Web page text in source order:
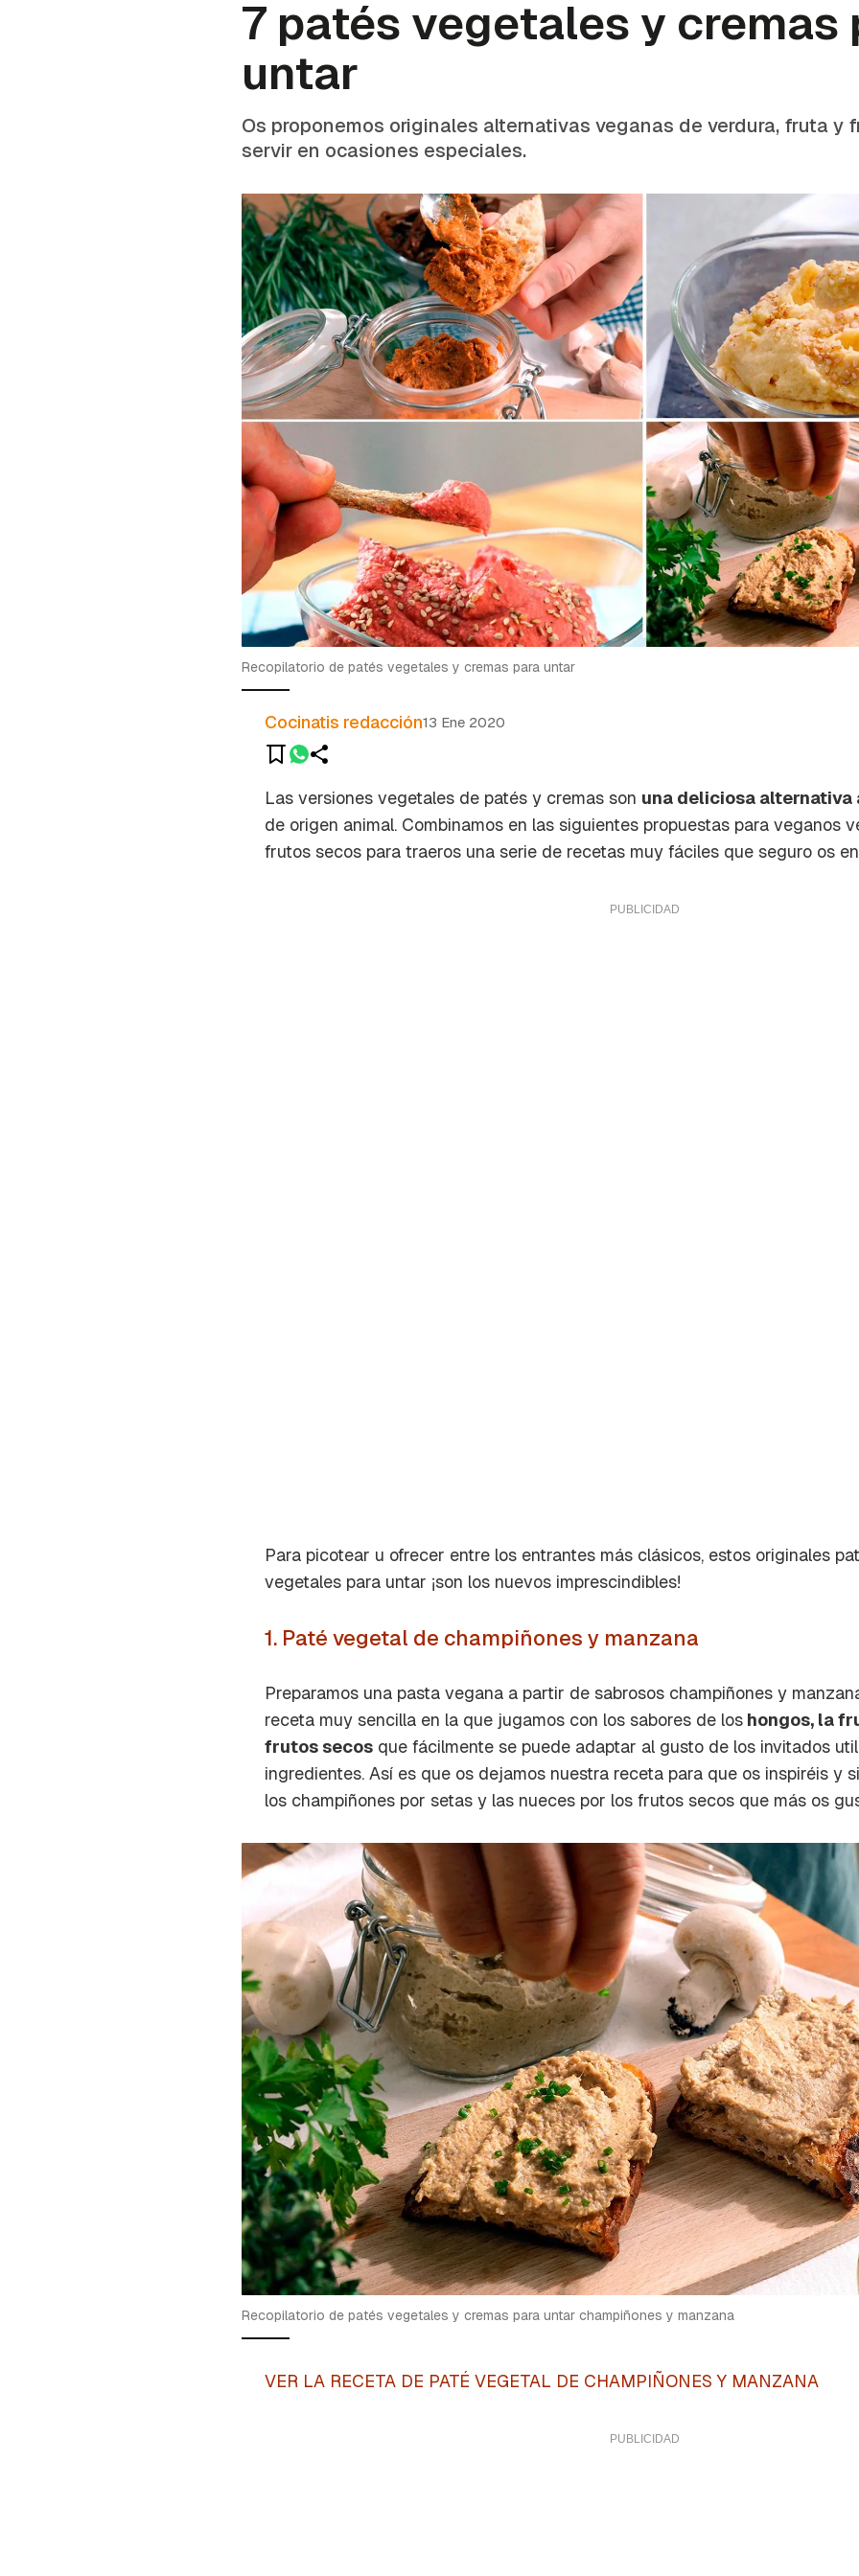
7 patés vegetales y cremas
untar
Os proponemos originales alternativas veganas de verdura, fruta y
servir en ocasiones especiales.
Recopilatorio de patés vegetales y cremas para untar
Cocinatis redacción13 Ene 2020
Para poder guardar como favorito, primero has de iniciar sesión
cuenta de Cocinatis.
INICIAR SESIÓN CANCELAR
Las versiones vegetales de patés y cremas son una deliciosa alternativa
de origen animal. Combinamos en las siguientes propuestas para veganos
frutos secos para traeros una serie de recetas muy fáciles que seguro os
Para picotear u ofrecer entre los entrantes más clásicos, estos originales
vegetales para untar ¡son los nuevos imprescindibles!
1. Paté vegetal de champiñones y manzana
Preparamos una pasta vegana a partir de sabrosos champiñones y
receta muy sencilla en la que jugamos con los sabores de los hongos, la
frutos secos que fácilmente se puede adaptar al gusto de los invitados
ingredientes. Así es que os dejamos nuestra receta para que os inspiréis y
los champiñones por setas y las nueces por los frutos secos que más os
Recopilatorio de patés vegetales y cremas para untar champiñones y manzana
VER LA RECETA DE PATÉ VEGETAL DE CHAMPIÑONES Y MANZANA
Gracias por suscribirte a nuestro boletín.
ACEPTAR